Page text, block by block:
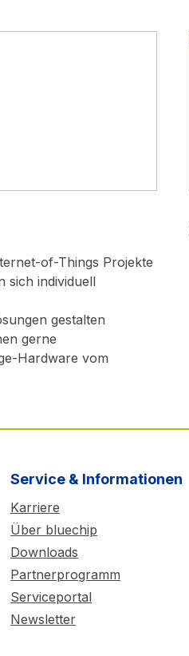
of-Things Projekte
sich individuell
gestalten
gerne
Hardware vom
Service & Informationen
Karriere
Über bluechip
Downloads
Partnerprogramm
Serviceportal
Newsletter